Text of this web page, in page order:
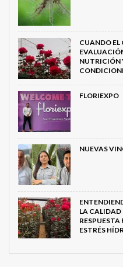
CUANDO EL
NUTRICIÓN
FLORIEXPO
NUEVAS
LA CALIDAD
ESTRÉS